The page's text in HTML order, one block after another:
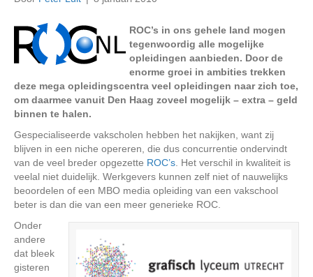
ROC’s in ons gehele land mogen
tegenwoordig alle mogelijke
opleidingen aanbieden. Door de
enorme groei in ambities trekken
deze mega opleidingscentra veel opleidingen naar zich toe,
om daarmee vanuit Den Haag zoveel mogelijk – extra – geld
binnen te halen.
Gespecialiseerde vakscholen hebben het nakijken, want zij
blijven in een niche opereren, die dus concurrentie ondervindt
van de veel breder opgezette ROC’s . Het verschil in kwaliteit is
veelal niet duidelijk. Werkgevers kunnen zelf niet of nauwelijks
beoordelen of een MBO media opleiding van een vakschool
beter is dan die van een meer generieke ROC.
Onder
andere
dat bleek
gisteren